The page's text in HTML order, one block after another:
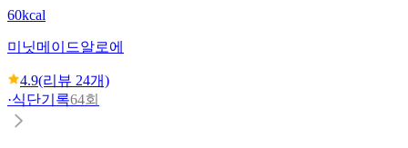
60kcal
미닛메이드알로에
4.9(리뷰 24개)
·식단기록64회